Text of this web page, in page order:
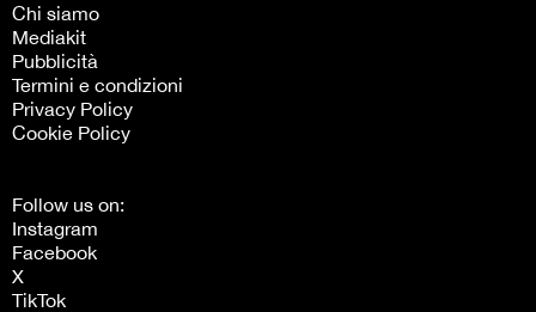
Chi siamo
Mediakit
Pubblicità
Termini e condizioni
Privacy Policy
Cookie Policy
Follow us on:
Instagram
Facebook
X
TikTok